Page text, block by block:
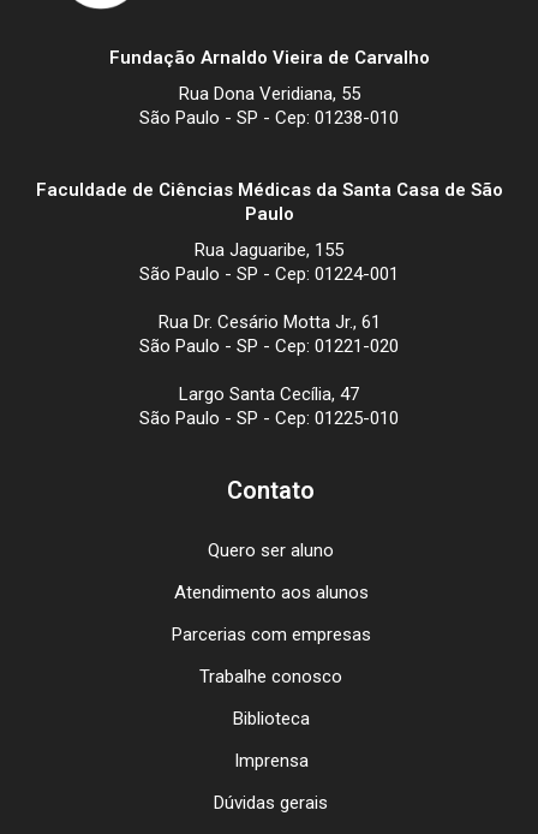
Fundação Arnaldo Vieira de Carvalho
Rua Dona Veridiana, 55
São Paulo - SP - Cep: 01238-010
Faculdade de Ciências Médicas da Santa Casa de São
Paulo
Rua Jaguaribe, 155
São Paulo - SP - Cep: 01224-001
Rua Dr. Cesário Motta Jr., 61
São Paulo - SP - Cep: 01221-020
Largo Santa Cecília, 47
São Paulo - SP - Cep: 01225-010
Contato
Quero ser aluno
Atendimento aos alunos
Parcerias com empresas
Trabalhe conosco
Biblioteca
Imprensa
Dúvidas gerais